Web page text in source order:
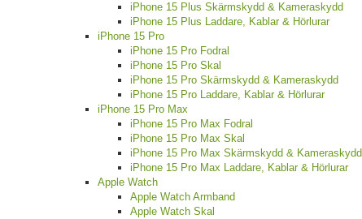
iPhone 15 Plus Skärmskydd & Kameraskydd
iPhone 15 Plus Laddare, Kablar & Hörlurar
iPhone 15 Pro
iPhone 15 Pro Fodral
iPhone 15 Pro Skal
iPhone 15 Pro Skärmskydd & Kameraskydd
iPhone 15 Pro Laddare, Kablar & Hörlurar
iPhone 15 Pro Max
iPhone 15 Pro Max Fodral
iPhone 15 Pro Max Skal
iPhone 15 Pro Max Skärmskydd & Kameraskydd
iPhone 15 Pro Max Laddare, Kablar & Hörlurar
Apple Watch
Apple Watch Armband
Apple Watch Skal